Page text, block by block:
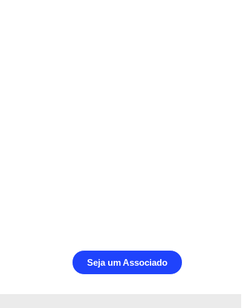
Seja um Associado